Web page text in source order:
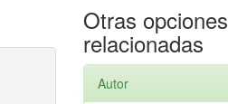
Otras opciones
relacionadas
Autor